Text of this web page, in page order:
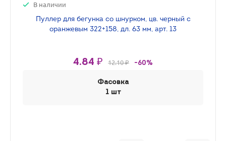
В наличии
Пуллер для бегунка со шнурком, цв. черный с
оранжевым 322+158, дл. 63 мм, арт. 13
4.84 ₽ 12.10 ₽ -60%
Фасовка
1 шт